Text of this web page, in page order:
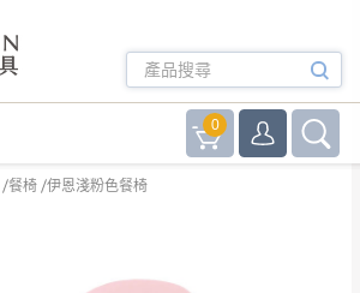
0
餐椅 伊恩淺粉色餐椅